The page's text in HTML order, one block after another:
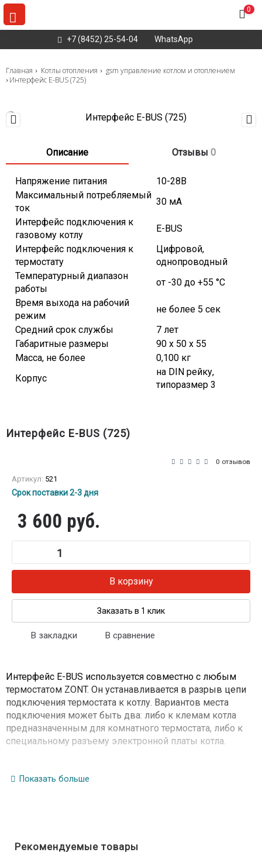
+7 (8452) 25-54-04 WhatsApp
0
Главная Котлы отопления
gsm управление котлом и отоплением
Интерфейс E-BUS (725)
Описание Отзывы 0
Напряжение питания
10-28В
Максимальный потребляемый
ток
30 мА
Интерфейс подключения к
газовому котлу
E-BUS
Интерфейс подключения к
термостату
Цифровой,
однопроводный
Температурный диапазон
работы
от -30 до +55 °С
Время выхода на рабочий
режим
не более 5 сек
Средний срок службы
7 лет
Габаритные размеры
90 х 50 х 55
Масса, не более
0,100 кг
Корпус
на DIN рейку,
типоразмер 3
Интерфейс E-BUS (725)
0 отзывов
Артикул: 521
Срок поставки 2-3 дня
3 600 руб.
В корзину
Заказать в 1 клик
В закладки В сравнение
Интерфейс E-BUS используется совместно с любым
термостатом ZONT. Он устанавливается в разрыв цепи
подключения термостата к котлу. Вариантов места
подключения может быть два: либо к клемам котла
предназначенным для комнатного термостата, либо к
специальному разъему электронной платы котла.
Показать больше
Рекомендуемые товары